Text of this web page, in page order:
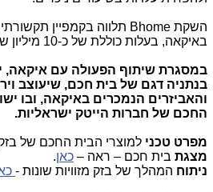
השקת Bhome תלווה בקמפיין
באיקאה, בעלות כוללת של כ-10 מיליון ש"ח.
במסגרת שיתוף הפעולה עם איקאה,
בנתניה דגם של בית חכם, שיעוצב
והאביזרים הנמכרים באיקאה, ובו
החכם של חברות הייטק ישראליות.
מפרט טכני למוצרי הבית החכם של
מצגת בית חכם – ראה – כאן.
ניתוח המהלך של בזק מזוויות שונות -